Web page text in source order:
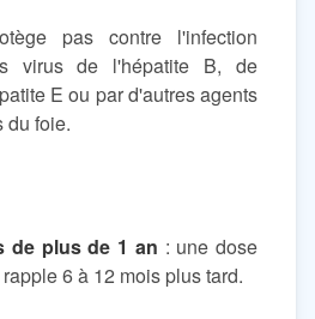
pas contre l'infection
virus de l'hépatite B, de
E ou par d'autres agents
du foie.
de plus de 1 an : une dose
6 à 12 mois plus tard.